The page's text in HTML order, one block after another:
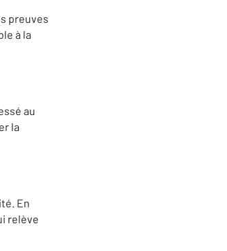
preuves
à la
au
la
En
relève